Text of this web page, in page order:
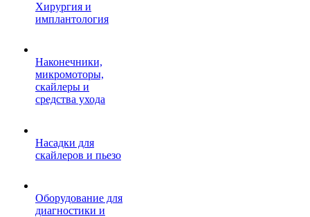
Хирургия и
имплантология
Наконечники,
микромоторы,
скайлеры и
средства ухода
Насадки для
скайлеров и пьезо
Оборудование для
диагностики и